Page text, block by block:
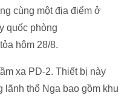
cùng một địa điểm ở
quốc phòng
hôm 28/8.
xa PD-2. Thiết bị này
thổ Nga bao gồm khu